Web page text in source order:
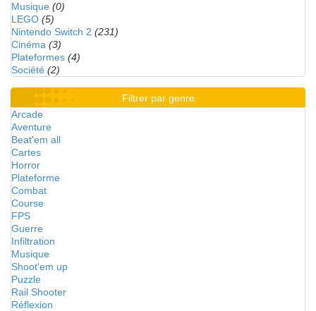
Musique (0)
LEGO (5)
Nintendo Switch 2 (231)
Cinéma (3)
Plateformes (4)
Société (2)
Filtrer par genre
Arcade
Aventure
Beat'em all
Cartes
Horror
Plateforme
Combat
Course
FPS
Guerre
Infiltration
Musique
Shoot'em up
Puzzle
Rail Shooter
Réflexion